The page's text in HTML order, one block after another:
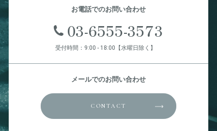
お電話でのお問い合わせ
03-6555-3573
受付時間：9:00 - 18:00【水曜日除く】
メールでのお問い合わせ
CONTACT